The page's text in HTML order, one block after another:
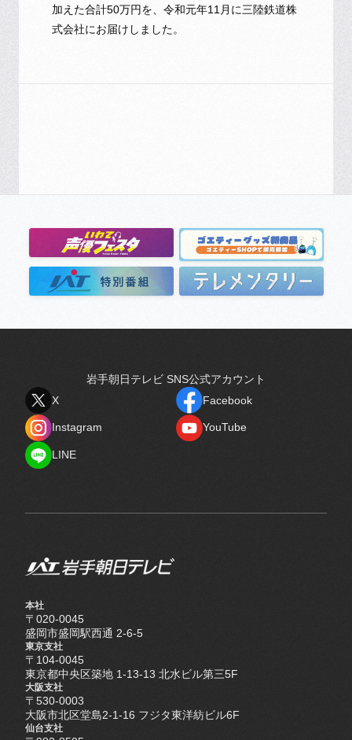
加えた合計50万円を、令和元年11月に三陸鉄道株
式会社にお届けしました。
岩手朝日テレビ SNS公式アカウント
X
Facebook
Instagram
YouTube
LINE
本社
〒020-0045
盛岡市盛岡駅西通 2-6-5
東京支社
〒104-0045
東京都中央区築地 1-13-13 北水ビル第三5F
大阪支社
〒530-0003
大阪市北区堂島2-1-16 フジタ東洋紡ビル6F
仙台支社